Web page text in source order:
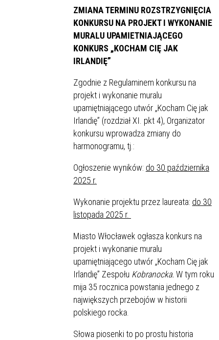
ZMIANA TERMINU ROZSTRZYGNIĘCIA
KONKURSU NA PROJEKT I WYKONANIE
MURALU UPAMIETNIAJĄCEGO
KONKURS „KOCHAM CIĘ JAK
IRLANDIĘ”
Zgodnie z Regulaminem konkursu na
projekt i wykonanie muralu
upamiętniającego utwór „Kocham Cię jak
Irlandię” (rozdział XI. pkt 4), Organizator
konkursu wprowadza zmiany do
harmonogramu, tj.:
Ogłoszenie wyników: do 30 października
2025 r.
Wykonanie projektu przez laureata: do 30
listopada 2025 r.
Miasto Włocławek ogłasza konkurs na
projekt i wykonanie muralu
upamiętniającego utwór „Kocham Cię jak
Irlandię” Zespołu Kobranocka. W tym roku
mija 35 rocznica powstania jednego z
największych przebojów w historii
polskiego rocka.
Słowa piosenki to po prostu historia